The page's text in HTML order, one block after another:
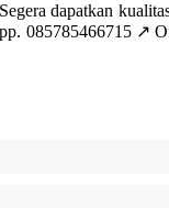
dapatkan
085785466715 ↗️